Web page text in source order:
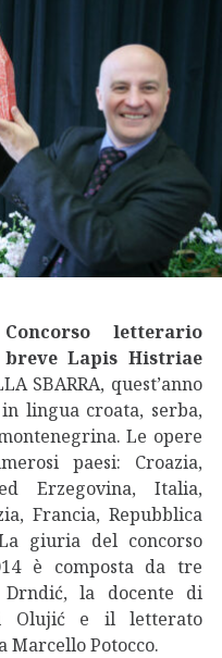
letterario
Lapis Histriae
SBARRA, quest’anno
lingua croata, serba,
Le opere
paesi: Croazia,
Erzegovina, Italia,
Francia, Repubblica
giuria del concorso
è composta da tre
la docente di
Olujić e il letterato
Marcello Potocco.